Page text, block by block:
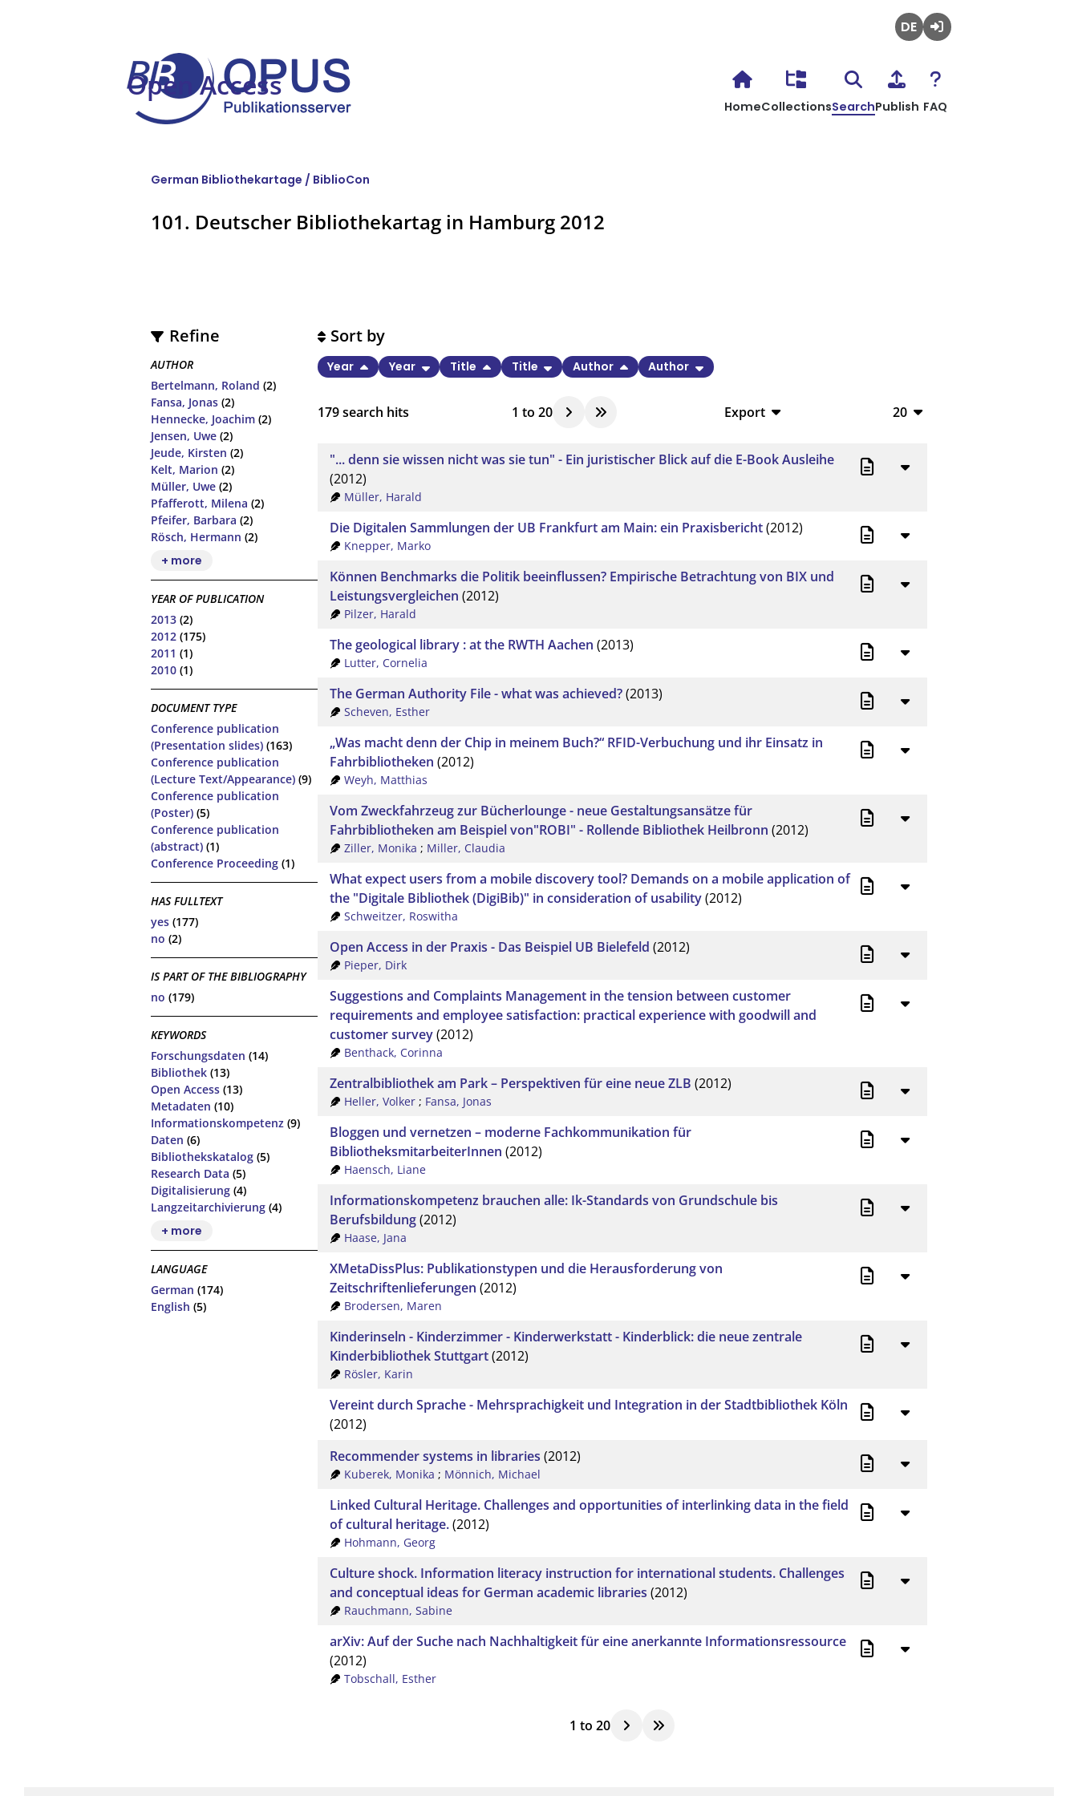
Open Access
HomeCollectionsSearchPublish FAQ
German Bibliothekartage / BiblioCon
101. Deutscher Bibliothekartag in Hamburg 2012
Refine
AUTHOR
Bertelmann, Roland (2)
Fansa, Jonas (2)
Hennecke, Joachim (2)
Jensen, Uwe (2)
Jeude, Kirsten (2)
Kelt, Marion (2)
Müller, Uwe (2)
Pfafferott, Milena (2)
Pfeifer, Barbara (2)
Rösch, Hermann (2)
+ more
YEAR OF PUBLICATION
2013 (2)
2012 (175)
2011 (1)
2010 (1)
DOCUMENT TYPE
Conference publication
(Presentation slides) (163)
Conference publication
(Lecture Text/Appearance) (9)
Conference publication
(Poster) (5)
Conference publication
(abstract) (1)
Conference Proceeding (1)
HAS FULLTEXT
yes (177)
no (2)
IS PART OF THE BIBLIOGRAPHY
no (179)
KEYWORDS
Forschungsdaten (14)
Bibliothek (13)
Open Access (13)
Metadaten (10)
Informationskompetenz (9)
Daten (6)
Bibliothekskatalog (5)
Research Data (5)
Digitalisierung (4)
Langzeitarchivierung (4)
+ more
LANGUAGE
German (174)
English (5)
179search hits 1 to 20
Export
CSV
XML
20
20
100
Sort by
Year Year Title Title Author Author
"... denn sie wissen nicht was sie tun" - Ein juristischer Blick auf die E-Book Ausleihe
(2012)
Müller, Harald
Die Digitalen Sammlungen der UB Frankfurt am Main: ein Praxisbericht(2012)
Knepper, Marko
Können Benchmarks die Politik beeinflussen? Empirische Betrachtung von BIX und
Leistungsvergleichen (2012)
Pilzer, Harald
The geological library : at the RWTH Aachen (2013)
Lutter, Cornelia
The German Authority File - what was achieved?(2013)
Scheven, Esther
„Was macht denn der Chip in meinem Buch?“ RFID-Verbuchung und ihr Einsatz in
Fahrbibliotheken (2012)
Weyh, Matthias
Vom Zweckfahrzeug zur Bücherlounge - neue Gestaltungsansätze für
Fahrbibliotheken am Beispiel von"ROBI" - Rollende Bibliothek Heilbronn (2012)
Ziller, Monika ; Miller, Claudia
What expect users from a mobile discovery tool? Demands on a mobile application of
the "Digitale Bibliothek (DigiBib)" in consideration of usability(2012)
Schweitzer, Roswitha
Open Access in der Praxis - Das Beispiel UB Bielefeld (2012)
Pieper, Dirk
Suggestions and Complaints Management in the tension between customer
requirements and employee satisfaction: practical experience with goodwill and
customer survey(2012)
Benthack, Corinna
Zentralbibliothek am Park – Perspektiven für eine neue ZLB (2012)
Heller, Volker ; Fansa, Jonas
Bloggen und vernetzen – moderne Fachkommunikation für
BibliotheksmitarbeiterInnen (2012)
Haensch, Liane
Informationskompetenz brauchen alle: Ik-Standards von Grundschule bis
Berufsbildung(2012)
Haase, Jana
XMetaDissPlus: Publikationstypen und die Herausforderung von
Zeitschriftenlieferungen (2012)
Brodersen, Maren
Kinderinseln - Kinderzimmer - Kinderwerkstatt - Kinderblick: die neue zentrale
Kinderbibliothek Stuttgart(2012)
Rösler, Karin
Vereint durch Sprache - Mehrsprachigkeit und Integration in der Stadtbibliothek Köln
(2012)
Recommender systems in libraries (2012)
Kuberek, Monika ; Mönnich, Michael
Linked Cultural Heritage. Challenges and opportunities of interlinking data in the field
of cultural heritage.(2012)
Hohmann, Georg
Culture shock. Information literacy instruction for international students. Challenges
and conceptual ideas for German academic libraries (2012)
Rauchmann, Sabine
arXiv: Auf der Suche nach Nachhaltigkeit für eine anerkannte Informationsressource
(2012)
Tobschall, Esther
1 to20